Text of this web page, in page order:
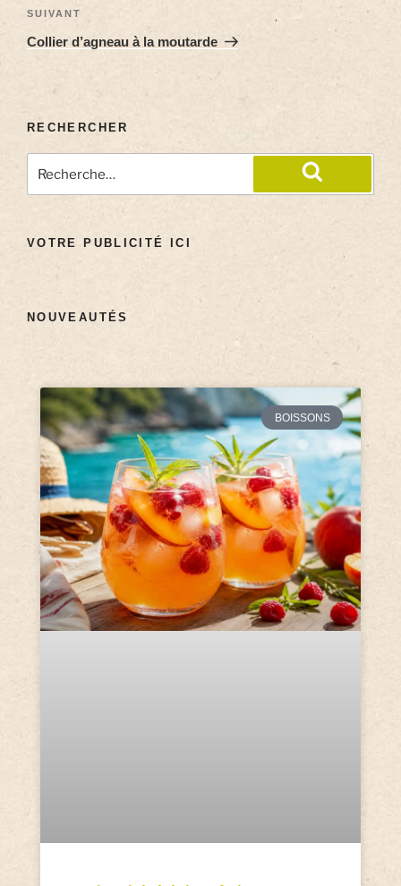
SUIVANT
Collier d’agneau à la moutarde
RECHERCHER
VOTRE PUBLICITÉ ICI
NOUVEAUTÉS
BOISSONS